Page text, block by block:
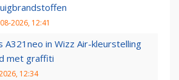
2026, 12:41
A321neo in Wizz Air-kleurstelling
met graffiti
12:34